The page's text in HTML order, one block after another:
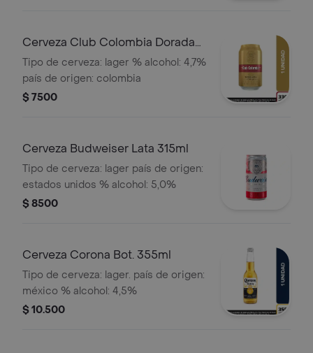
Cerveza Club Colombia Dorada
Lata 330ml
Tipo de cerveza: lager % alcohol: 4,7%
país de origen: colombia
$ 7500
Cerveza Budweiser Lata 315ml
Tipo de cerveza: lager país de origen:
estados unidos % alcohol: 5,0%
$ 8500
Cerveza Corona Bot. 355ml
Tipo de cerveza: lager. país de origen:
méxico % alcohol: 4,5%
$ 10.500